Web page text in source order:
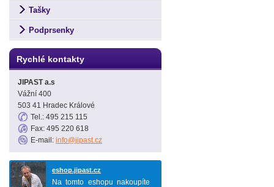
Tašky
Podprsenky
Rychlé kontakty
JIPAST a.s
Vážní 400
503 41 Hradec Králové
Tel.: 495 215 115
Fax: 495 220 618
E-mail: info@jipast.cz
eshop.jipast.cz
Na tomto eshopu nakoupíte